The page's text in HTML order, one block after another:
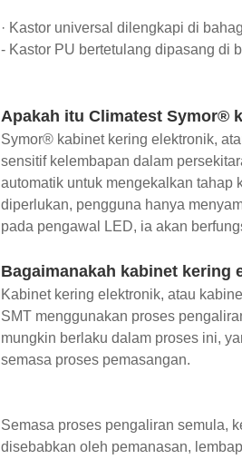
· Kastor universal dilengkapi di
- Kastor PU bertetulang dipasang di
Apakah itu Climatest Symor®
Symor® kabinet kering elektronik,
sensitif kelembapan dalam
automatik untuk mengekalkan tahap
diperlukan, pengguna hanya
pada pengawal LED, ia akan
Bagaimanakah kabinet kering
Kabinet kering elektronik, atau
SMT menggunakan proses
mungkin berlaku dalam proses ini,
semasa proses pemasangan.
Semasa proses pengaliran semula,
disebabkan oleh pemanasan,